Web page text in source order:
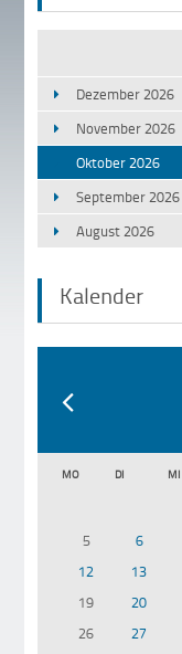
Dezember 2026
November 2026
Oktober 2026
September 2026
August 2026
Kalender
MO DI MI
5
6
12
13
19
20
26
27